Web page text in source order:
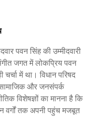
पवन सिंह की उम्मीदवारी
जगत में लोकप्रिय पवन
में था। विधान परिषद
और जनसंपर्क
विशेषज्ञों का मानना है कि
वर्गों तक अपनी पहुंच मजबूत